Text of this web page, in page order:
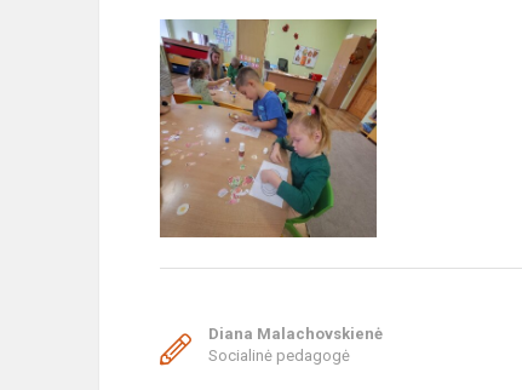
Diana Malachovskienė
Socialinė pedagogė